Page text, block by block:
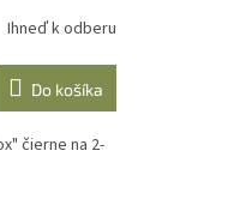
Ihneď k odberu
Do košíka
čierne na 2-